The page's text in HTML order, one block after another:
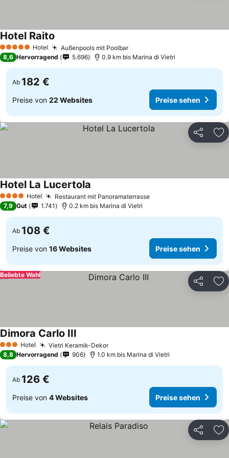
5 Sterne Hotel Außenpools mit Poolbar
Hotel Raito
8,6 Hervorragend 5.696 0.9 km bis Marina di Vietri
Ab 182 €
Preise von 22 Websites Preise sehen
Teilen
4 Sterne Hotel Restaurant mit Panoramaterrasse
Hotel La Lucertola
7,9 Gut 1.741 0.2 km bis Marina di Vietri
Ab 108 €
Preise von 16 Websites Preise sehen
Teilen
Beliebte Wahl
3 SterneHotel Vietri Keramik-Dekor
Dimora Carlo III
8,8 Hervorragend 906 1.0 km bis Marina di Vietri
Ab 126 €
Preise von 4 Websites Preise sehen
Teilen